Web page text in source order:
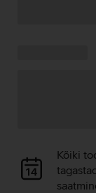
Andmete
laadimine
Kõiki